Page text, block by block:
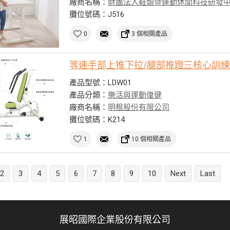
廠商名稱： 財團法人鞋類暨運動休閒科技研發
攤位號碼：J516
0 3 個相關產品
等速手部上推下拉/腿部推蹬三核心訓練
產品型號：LDW01
產品分類：樂活與運動復健
廠商名稱： 明根股份有限公司
攤位號碼：K214
1 10 個相關產品
2 3 4 5 6 7 8 9 10 Next Last
展昭國際企業股份有限公司